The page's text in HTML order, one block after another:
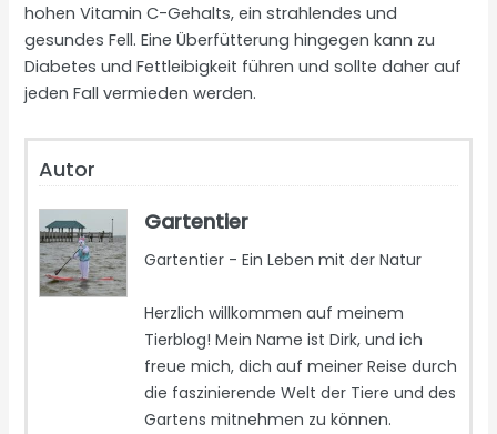
hohen Vitamin C-Gehalts, ein strahlendes und
gesundes Fell. Eine Überfütterung hingegen kann zu
Diabetes und Fettleibigkeit führen und sollte daher auf
jeden Fall vermieden werden.
Autor
Gartentier
Gartentier - Ein Leben mit der Natur
Herzlich willkommen auf meinem
Tierblog! Mein Name ist Dirk, und ich
freue mich, dich auf meiner Reise durch
die faszinierende Welt der Tiere und des
Gartens mitnehmen zu können.